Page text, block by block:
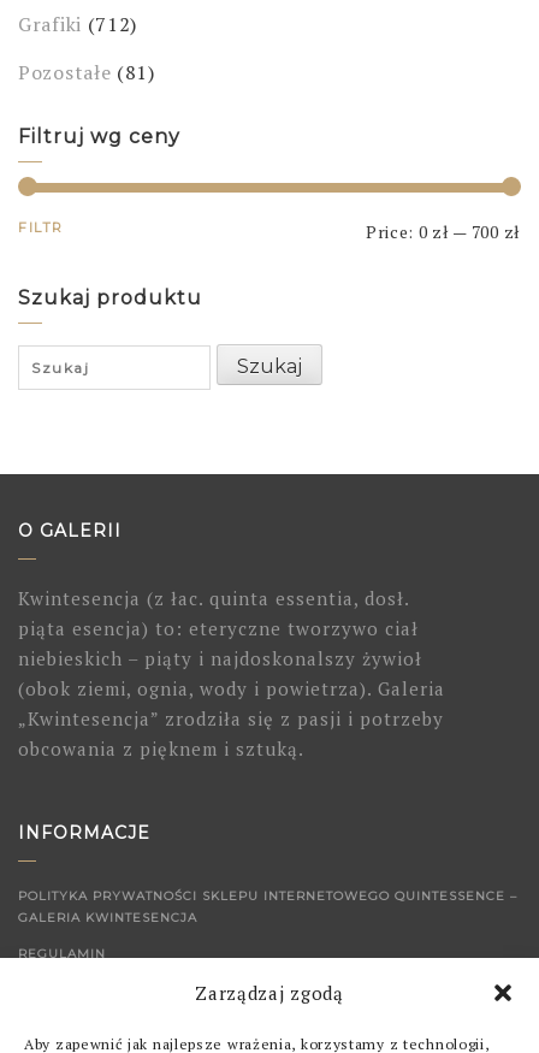
Zarządzaj zgodą
Aby zapewnić jak najlepsze wrażenia, korzystamy z technologii,
Grafiki (712)
Pozostałe (81)
Filtruj wg ceny
FILTR Price: 0 zł — 700 zł
Szukaj produktu
Search
for:
Szukaj
O GALERII
Kwintesencja (z łac. quinta essentia, dosł.
piąta esencja) to: eteryczne tworzywo ciał
niebieskich – piąty i najdoskonalszy żywioł
(obok ziemi, ognia, wody i powietrza). Galeria
„Kwintesencja” zrodziła się z pasji i potrzeby
obcowania z pięknem i sztuką.
INFORMACJE
POLITYKA PRYWATNOŚCI SKLEPU INTERNETOWEGO QUINTESSENCE –
GALERIA KWINTESENCJA
REGULAMIN